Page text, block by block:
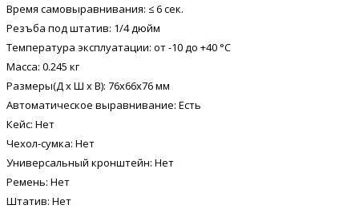
Время самовыравнивания: ≤ 6 сек.
Резъба под штатив: 1/4 дюйм
Температура эксплуатации: от -10 до +40 °С
Масса: 0.245 кг
Размеры(Д х Ш х В): 76x66x76 мм
Автоматическое выравнивание: Есть
Кейс: Нет
Чехол-сумка: Нет
Универсальный кронштейн: Нет
Ремень: Нет
Штатив: Нет